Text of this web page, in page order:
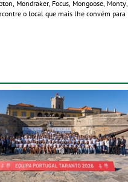
Mondraker, Focus, Mongoose, Monty,
o local que mais lhe convém para